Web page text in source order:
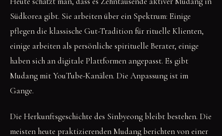
Südkorea gibt. Sie arbeiten über ein Spektrum: Einige
pflegen die klassische Gut-Tradition für rituelle Klienten,
einige arbeiten als persönliche spirituelle Berater, einige
haben sich an digitale Plattformen angepasst. Es gibt
Mudang mit YouTube-Kanälen. Die Anpassung ist im
Gange.
Die Herkunftsgeschichte des Sinbyeong bleibt bestehen. Die
meisten heute praktizierenden Mudang berichten von einer